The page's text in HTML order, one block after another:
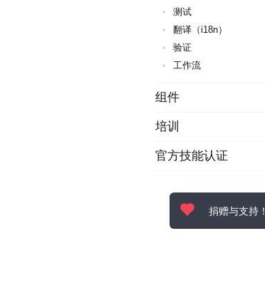
测试
翻译（i18n）
验证
工作流
组件
培训
官方技能认证
捐赠与支持！